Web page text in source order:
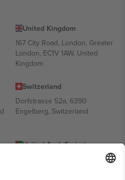
United Kingdom
167 City Road, London, Greater
London, EC1V 1AW, United
Kingdom
Switzerland
Dorfstrasse 52a, 6390
Engelberg, Switzerland
United Arab Emirates
UAE Dubai Silicon Oasis, DDP